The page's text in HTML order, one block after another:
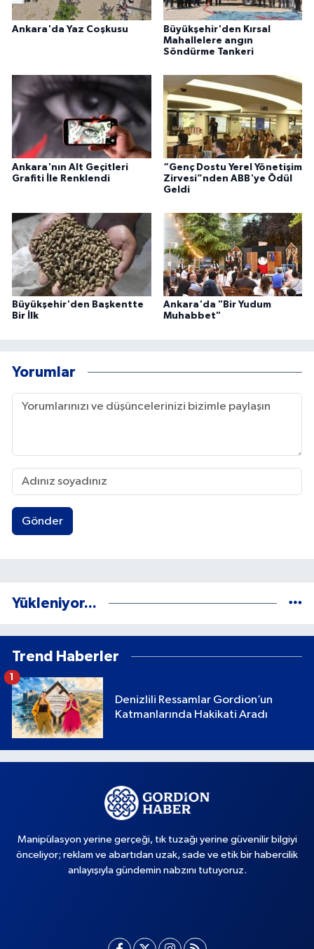
Ankara'da Yaz Coşkusu
Büyükşehir'den Kırsal
Mahallelere angın
Söndürme Tankeri
Ankara'nın Alt Geçitleri
Grafiti İle Renklendi
“Genç Dostu Yerel Yönetişim
Zirvesi”nden ABB'ye Ödül
Geldi
Büyükşehir'den Başkentte
Bir İlk
Ankara'da "Bir Yudum
Muhabbet"
Yorumlar
Gönder
Yükleniyor...
Trend Haberler
Denizlili Ressamlar Gordion’un
Katmanlarında Hakikati Aradı
1
Manipülasyon yerine gerçeği, tık tuzağı yerine güvenilir bilgiyi
önceliyor; reklam ve abartıdan uzak, sade ve etik bir habercilik
anlayışıyla gündemin nabzını tutuyoruz.